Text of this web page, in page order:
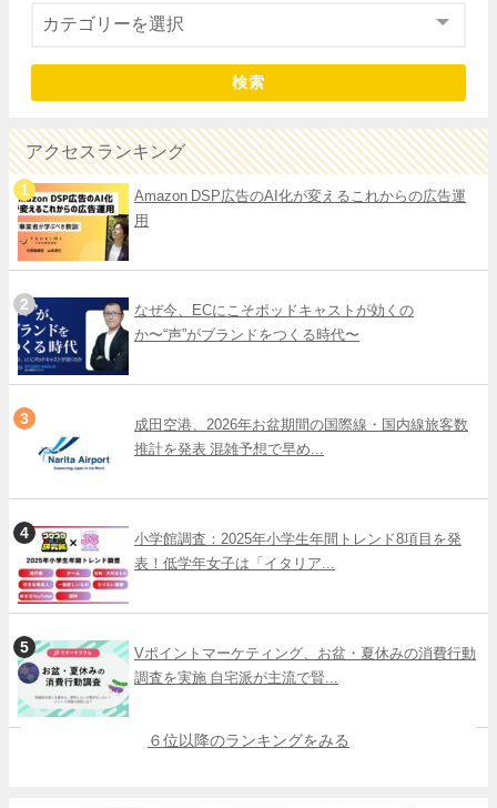
検索
アクセスランキング
Amazon DSP広告のAI化が変えるこれからの広告運
用
なぜ今、ECにこそポッドキャストが効くの
か〜“声”がブランドをつくる時代〜
成田空港、2026年お盆期間の国際線・国内線旅客数
推計を発表 混雑予想で早め...
小学館調査：2025年小学生年間トレンド8項目を発
表！低学年女子は「イタリア...
Vポイントマーケティング、お盆・夏休みの消費行動
調査を実施 自宅派が主流で賢...
６位以降のランキングをみる